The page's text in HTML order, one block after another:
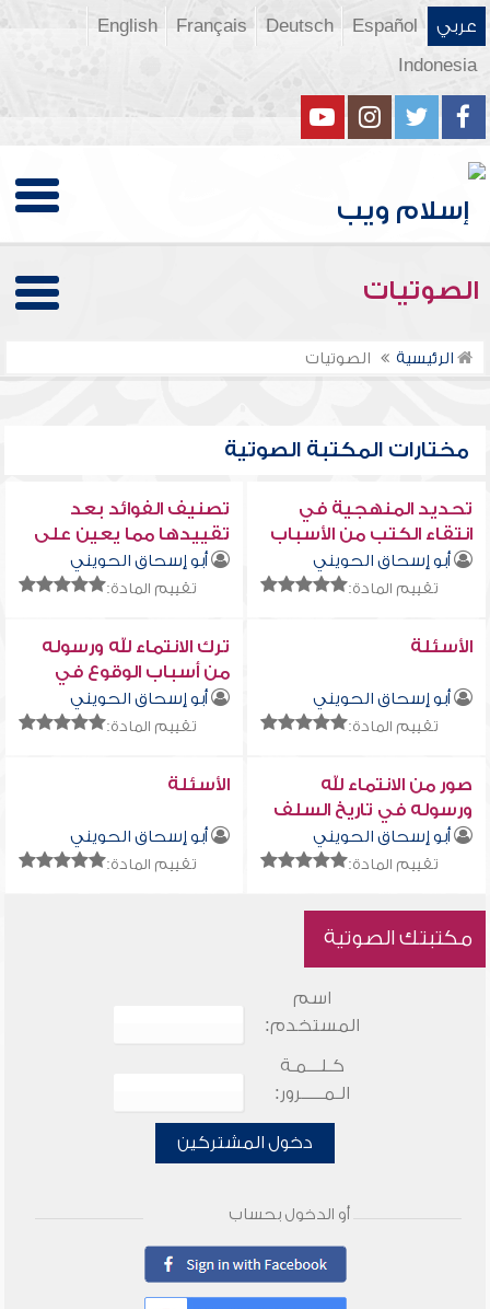
عربي Español
Deutsch
Français
English
Indonesia
الصوتيات
الرئيسية الصوتيات
مختارات المكتبة الصوتية
تحديد المنهجية في
انتقاء الكتب من الأسباب
المعينة على الاستفادة
منها
أبو إسحاق الحويني
تقييم المادة:
تصنيف الفوائد بعد
تقييدها مما يعين على
حفظ العلم
أبو إسحاق الحويني
تقييم المادة:
الأسئلة
أبو إسحاق الحويني
تقييم المادة:
ترك الانتماء لله ورسوله
من أسباب الوقوع في
المهالك
أبو إسحاق الحويني
تقييم المادة:
صور من الانتماء لله
ورسوله في تاريخ السلف
أبو إسحاق الحويني
تقييم المادة:
الأسئلة
أبو إسحاق الحويني
تقييم المادة:
مكتبتك الصوتية
اسم
المستخدم:
كـلـــمـة
الـمـــــرور:
دخول المشتركين
أو الدخول بحساب